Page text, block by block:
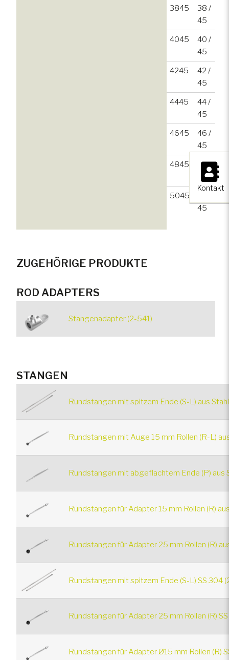
×
Kontakt
3845
38 /
45
4045
40 /
45
4245
42 /
45
4445
44 /
45
4645
46 /
45
4845
48 /
45
5045
45
ZUGEHÖRIGE PRODUKTE
ROD ADAPTERS
Stangenadapter (2-541)
STANGEN
Rundstangen mit spitzem Ende (S-L) aus
Rundstangen mit Auge 15 mm Rollen (R-L)
Rundstangen mit abgeflachtem Ende (P) aus
Rundstangen für Adapter 15 mm Rollen (R)
Rundstangen für Adapter 25 mm Rollen (R)
Rundstangen mit spitzem Ende (S-L) SS 304
Rundstangen für Adapter 25 mm Rollen (R)
Rundstangen für Adapter Ø15 mm Rollen (R)